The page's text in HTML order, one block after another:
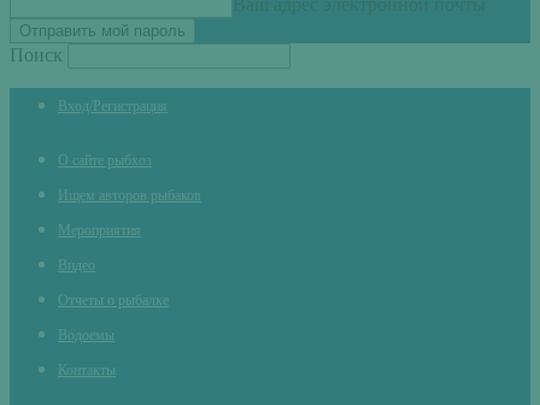
Ваш адрес электронной почты
Поиск
Вход/Регистрация
О сайте рыбхоз
Ищем авторов рыбаков
Мероприятия
Видео
Отчеты о рыбалке
Водоемы
Контакты